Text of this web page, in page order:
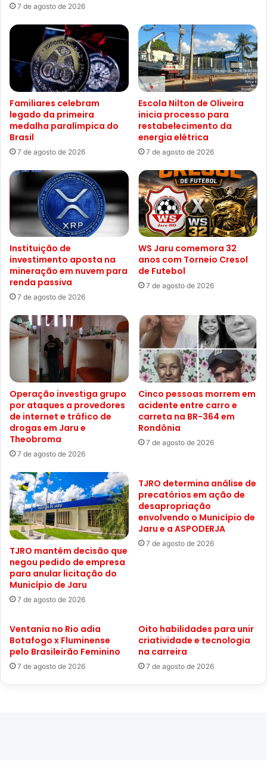
7 de agosto de 2026
Familiares celebram
legado da primeira
medalha paralímpica do
Brasil
7 de agosto de 2026
Escola Nilton de Oliveira
inicia processo para
restabelecimento da
energia elétrica
7 de agosto de 2026
Instituição de
investimento aposta na
mineração em nuvem para
renda passiva
7 de agosto de 2026
WS Jaru comemora 32
anos com Torneio Cresol
de Futebol
7 de agosto de 2026
Operação investiga grupo
por ataques a provedores
de internet e tráfico de
drogas em Jaru e
Theobroma
7 de agosto de 2026
Cinco pessoas morrem em
acidente entre carro e
carreta na BR-364 em
Rondônia
7 de agosto de 2026
TJRO mantém decisão que
negou pedido de empresa
para anular licitação do
Município de Jaru
7 de agosto de 2026
TJRO determina análise de
precatórios em ação de
desapropriação
envolvendo o Município de
Jaru e a ASPODERJA
7 de agosto de 2026
Ventania no Rio adia
Botafogo x Fluminense
pelo Brasileirão Feminino
7 de agosto de 2026
Oito habilidades para unir
criatividade e tecnologia
na carreira
7 de agosto de 2026